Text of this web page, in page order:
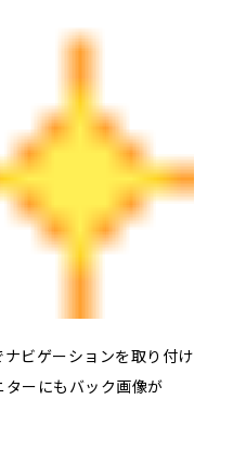
ビゲーションを取り付け
ーにもバック画像が